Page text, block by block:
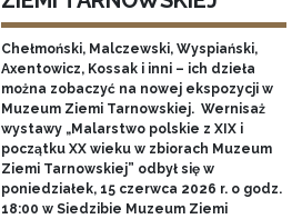
Chełmoński, Malczewski, Wyspiański,
Axentowicz, Kossak i inni – ich dzieła
można zobaczyć na nowej ekspozycji w
Muzeum Ziemi Tarnowskiej. Wernisaż
wystawy „Malarstwo polskie z XIX i
początku XX wieku w zbiorach Muzeum
Ziemi Tarnowskiej” odbył się w
poniedziałek, 15 czerwca 2026 r. o godz.
18:00 w Siedzibie Muzeum Ziemi